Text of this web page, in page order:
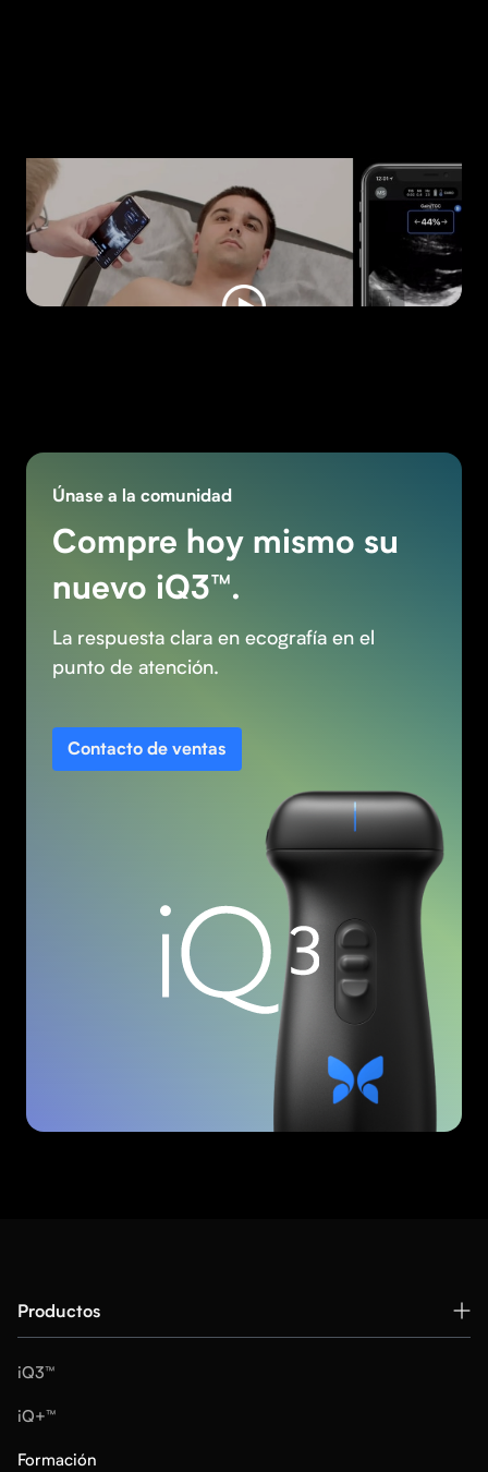
Únase a la comunidad
Compre hoy mismo su
nuevo iQ3™.
La respuesta clara en ecografía en el
punto de atención.
Contacto de ventas
Productos
iQ3™
iQ+™
Formación